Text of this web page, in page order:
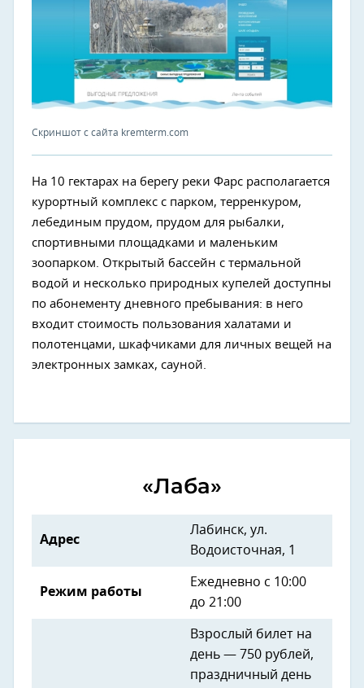
Скриншот с сайта kremterm.com
На 10 гектарах на берегу реки Фарс располагается
курортный комплекс с парком, терренкуром,
лебединым прудом, прудом для рыбалки,
спортивными площадками и маленьким
зоопарком. Открытый бассейн с термальной
водой и несколько природных купелей доступны
по абонементу дневного пребывания: в него
входит стоимость пользования халатами и
полотенцами, шкафчиками для личных вещей на
электронных замках, сауной.
«Лаба»
Адрес
Лабинск, ул.
Водоисточная, 1
Режим работы
Ежедневно с 10:00
до 21:00
Взрослый билет на
день — 750 рублей,
праздничный день